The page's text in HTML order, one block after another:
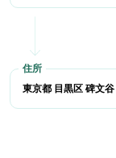
東京都 目黒区 碑文谷